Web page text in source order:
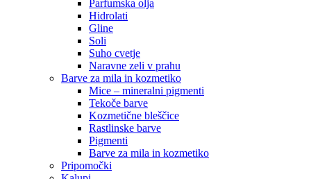
Parfumska olja
Hidrolati
Gline
Soli
Suho cvetje
Naravne zeli v prahu
Barve za mila in kozmetiko
Mice – mineralni pigmenti
Tekoče barve
Kozmetične bleščice
Rastlinske barve
Pigmenti
Barve za mila in kozmetiko
Pripomočki